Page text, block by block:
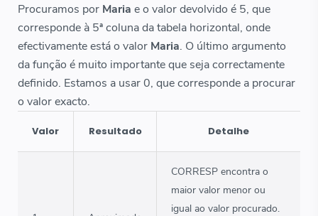
Procuramos por Maria e o valor devolvido é 5, que
corresponde à 5ª coluna da tabela horizontal, onde
efectivamente está o valor Maria. O último argumento
da função é muito importante que seja correctamente
definido. Estamos a usar 0, que corresponde a procurar
o valor exacto.
Valor Resultado Detalhe
CORRESP encontra o
maior valor menor ou
igual ao valor procurado.